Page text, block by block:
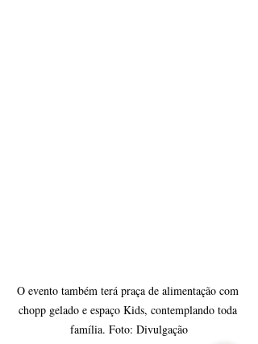
O evento também terá praça de alimentação com
chopp gelado e espaço Kids, contemplando toda
família. Foto: Divulgação